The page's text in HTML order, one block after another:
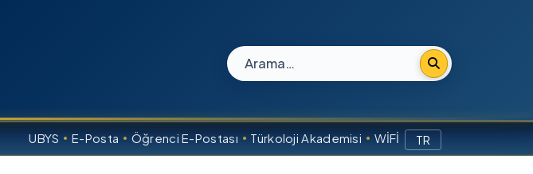
Site içi arama
UBYS E-Posta Öğrenci E-Postası Türkoloji Akademisi WİFİ TR